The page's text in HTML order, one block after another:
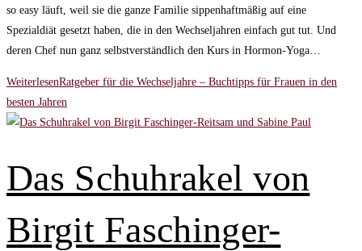
so easy läuft, weil sie die ganze Familie sippenhaftmäßig auf eine
Spezialdiät gesetzt haben, die in den Wechseljahren einfach gut tut. Und
deren Chef nun ganz selbstverständlich den Kurs in Hormon-Yoga…
WeiterlesenRatgeber für die Wechseljahre – Buchtipps für Frauen in den
besten Jahren
Das Schuhrakel von
Birgit Faschinger-